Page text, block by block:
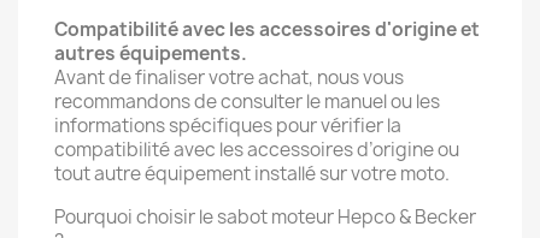
Compatibilité avec les accessoires d'origine et
autres équipements.
Avant de finaliser votre achat, nous vous
recommandons de consulter le manuel ou les
informations spécifiques pour vérifier la
compatibilité avec les accessoires d’origine ou
tout autre équipement installé sur votre moto.
Pourquoi choisir le sabot moteur Hepco & Becker